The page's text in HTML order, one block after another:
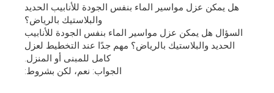
هل يمكن عزل مواسير الماء بنفس الجودة للأنابيب الحديد
والبلاستيك بالرياض؟
السؤال هل يمكن عزل مواسير الماء بنفس الجودة للأنابيب
الحديد والبلاستيك بالرياض؟ مهم جدًا عند التخطيط لعزل
كامل للمبنى أو المنزل.
الجواب: نعم، لكن بشروط: